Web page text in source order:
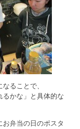
ることで、
るかな」と具体的な
お弁当の日のポスタ